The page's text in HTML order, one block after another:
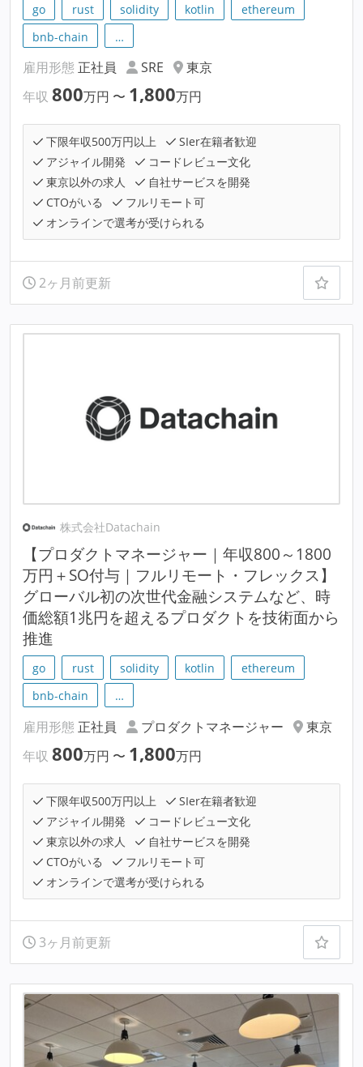
go rust solidity kotlin
ethereum
bnb-chain
…
雇用形態 正社員 SRE
東京
年収 800万円 〜 1,800万円
下限年収500万円以上
SIer在籍者歓迎
アジャイル開発
コードレビュー文化
東京以外の求人
自社サービスを開発
CTOがいる
フルリモート可
オンラインで選考が受けられる
2ヶ月前更新
株式会社Datachain
【プロダクトマネージャー｜年収800～1800
万円＋SO付与｜フルリモート・フレックス】
グローバル初の次世代金融システムなど、時
価総額1兆円を超えるプロダクトを技術面から
推進
go rust solidity kotlin
ethereum
bnb-chain
…
雇用形態 正社員 プロダクトマネージャー
東京
年収 800万円 〜 1,800万円
下限年収500万円以上
SIer在籍者歓迎
アジャイル開発
コードレビュー文化
東京以外の求人
自社サービスを開発
CTOがいる
フルリモート可
オンラインで選考が受けられる
3ヶ月前更新